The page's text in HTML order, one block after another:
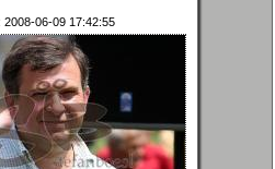
2008-06-09 17:42:55